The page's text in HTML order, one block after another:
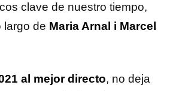
clave de nuestro tiempo,
largo de Maria Arnal i Marcel
al mejor directo, no deja